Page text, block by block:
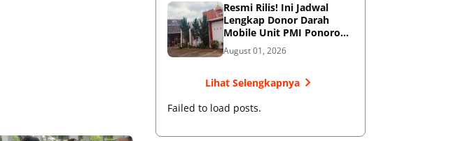
Resmi Rilis! Ini Jadwal
Lengkap Donor Darah
Mobile Unit PMI Ponorogo
Agustus 2026
August 01, 2026
Lihat Selengkapnya
Failed to load posts.